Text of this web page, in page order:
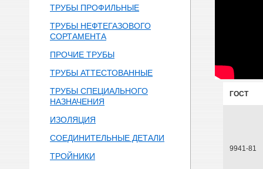
ТРУБЫ ПРОФИЛЬНЫЕ
ТРУБЫ НЕФТЕГАЗОВОГО
СОРТАМЕНТА
ПРОЧИЕ ТРУБЫ
ТРУБЫ АТТЕСТОВАННЫЕ
ТРУБЫ СПЕЦИАЛЬНОГО
НАЗНАЧЕНИЯ
ИЗОЛЯЦИЯ
СОЕДИНИТЕЛЬНЫЕ ДЕТАЛИ
ТРОЙНИКИ
ГОСТ
9941-81